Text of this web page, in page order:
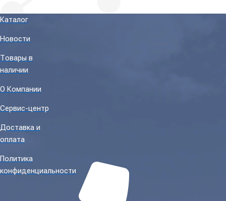
Каталог
Новости
Товары в
наличии
О Компании
Сервис-центр
Доставка и
оплата
Политика
конфиденциальности